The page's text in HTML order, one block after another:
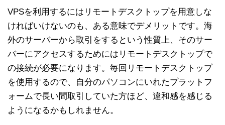
VPSを利用するにはリモートデスクトップを用意しな
ければいけないのも、ある意味でデメリットです。海
外のサーバーから取引をするという性質上、そのサー
バーにアクセスするためにはリモートデスクトップで
の接続が必要になります。毎回リモートデスクトップ
を使用するので、自分のパソコンにいれたプラットフ
ォームで長い間取引していた方ほど、違和感を感じる
ようになるかもしれません。